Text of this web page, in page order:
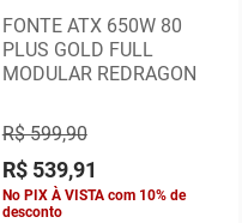
FONTE ATX 650W 80
PLUS GOLD FULL
MODULAR REDRAGON
R$ 599,90
R$ 539,91
No PIX À VISTA com 10% de
desconto